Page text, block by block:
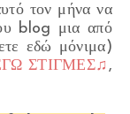
τον μήνα να
blog μια από
εδώ μόνιμα)
ΣΤΙΓΜΕΣ♫ ,